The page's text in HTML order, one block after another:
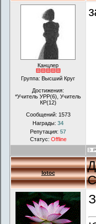
Канцлер
Группа: Высший Круг
Достижения:
*Учитель УРР(6), Учитель
КР(12)
Сообщений: 1573
Награды: 34
Репутация: 57
Статус: Offline
lotoc